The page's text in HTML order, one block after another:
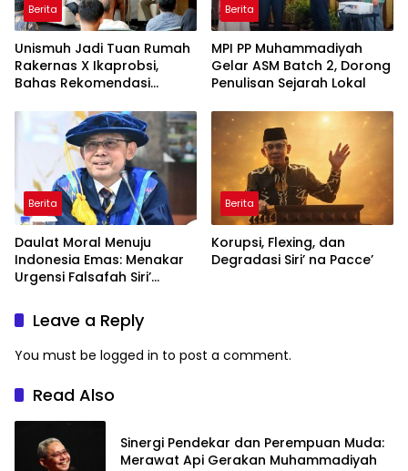
Berita
Unismuh Jadi Tuan Rumah
Rakernas X Ikaprobsi,
Bahas Rekomendasi
Indonesia di Tingkat
Global
Berita
MPI PP Muhammadiyah
Gelar ASM Batch 2, Dorong
Penulisan Sejarah Lokal
Berita
Daulat Moral Menuju
Indonesia Emas: Menakar
Urgensi Falsafah Siri’
Ancaman Kleptokrasi
Berita
Korupsi, Flexing, dan
Degradasi Siri’ na Pacce’
Leave a Reply
You must be logged in to post a comment.
Read Also
Sinergi Pendekar dan Perempuan Muda:
Merawat Api Gerakan Muhammadiyah